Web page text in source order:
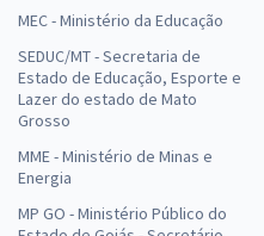
MEC - Ministério da Educação
SEDUC/MT - Secretaria de
Estado de Educação, Esporte e
Lazer do estado de Mato
Grosso
MME - Ministério de Minas e
Energia
MP GO - Ministério Público do